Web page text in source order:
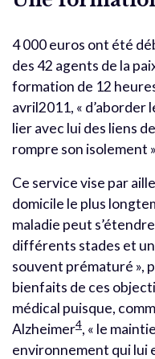
4 000 euros ont été
des 42 agents de la
formation de 12
avril2011, « d’aborder
lier avec lui des liens
rompre son isolement
Ce service vise par
domicile le plus
maladie peut
différents stades et
souvent prématuré »,
bienfaits de ces
médical puisque,
Alzheimer4, « le
environnement qui lui